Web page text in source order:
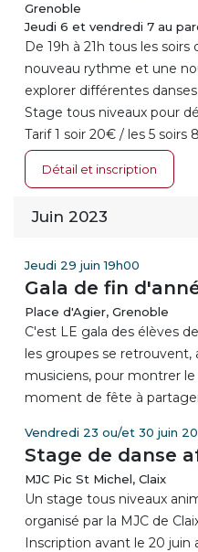
Grenoble
Jeudi 6 et vendredi 7 au
De 19h à 21h tous les
nouveau rythme et une
explorer différentes
Stage tous niveaux pour
Tarif 1 soir 20€ / les 5 soirs
Détail et inscription
Juin 2023
Jeudi 29 juin 19h00
Gala de fin
Place d'Agier, Grenoble
C'est LE gala des élèves
les groupes se retrouvent,
musiciens, pour montrer
moment de fête à
Vendredi 23 ou/et 30 juin
Stage de danse
MJC Pic St Michel, Claix
Un stage tous niveaux
organisé par la MJC de
Inscription avant le 20 juin